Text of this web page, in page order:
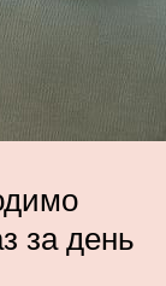
за день